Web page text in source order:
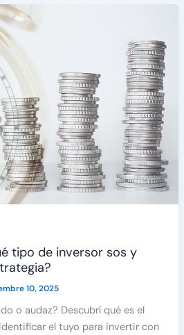
tipo de inversor sos y
10, 2025
o audaz? Descubrí qué es el
el tuyo para invertir con